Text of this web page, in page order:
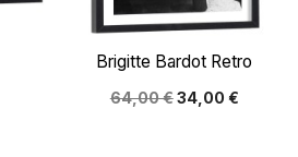
Brigitte Bardot Retro
64,00 €34,00 €